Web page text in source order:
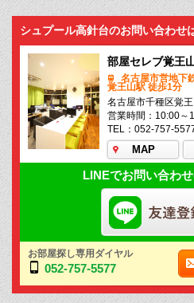
シュプール高針台のお問い合わせ
部屋セレブ覚王
名古屋市営地下
覚王山駅 徒歩1分
名古屋市千種区覚
営業時間：10:00～
TEL：052-757-
MAP
LINEでお問い合わ
お部屋探し専用ダイヤル
052-757-5577